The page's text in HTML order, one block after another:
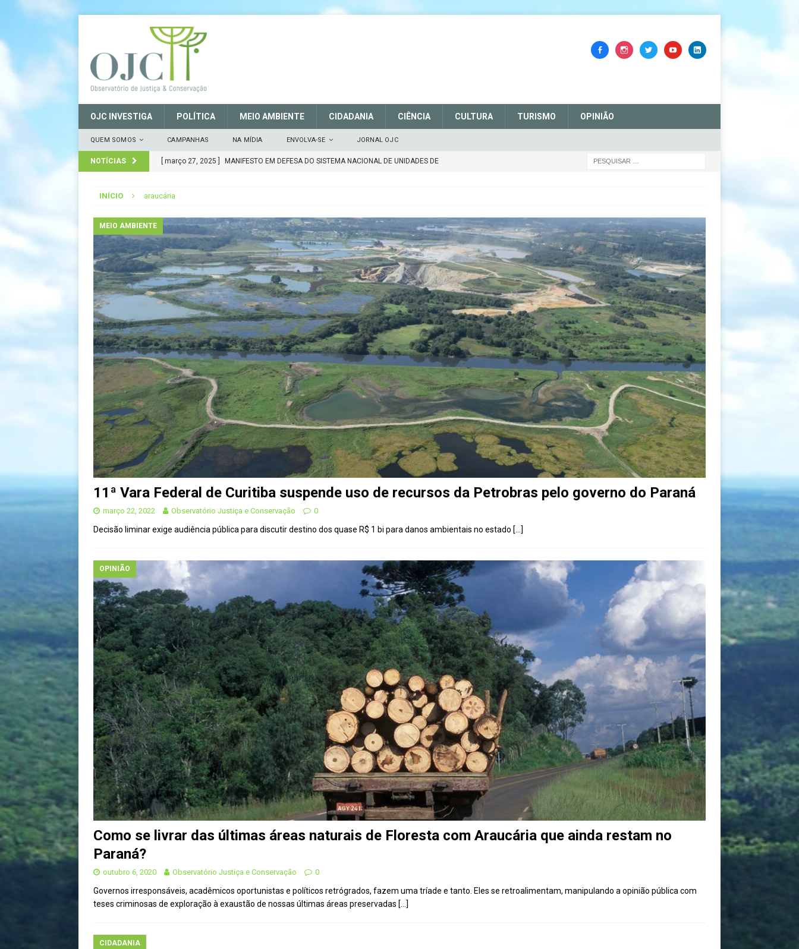
OJC INVESTIGA POLÍTICA MEIO AMBIENTE CIDADANIA CIÊNCIA CULTURA TURISMO OPINIÃO
QUEM SOMOS CAMPANHAS NA MÍDIA ENVOLVA-SE JORNAL OJC
NOTÍCIAS [ março 27, 2025 ] MANIFESTO EM DEFESA DO SISTEMA NACIONAL DE UNIDADES DE
CIDADANIA
[ novembro 29, 2024 ] Nota de Atenção CIDADANIA
[ novembro 11, 2024 ] Nota de Repúdio OPINIÃO
[ agosto 9, 2024 ] O assustador derretimento das geleiras dos Andes CIDADANIA
[ agosto 23, 2023 ] Governo do Paraná se nega a combater desmatamento ilegal na Mata
Atlântica OJC INVESTIGA
[ outubro 3, 2022 ] Yanomami – De volta ao século XVI CIDADANIA
[ maio 16, 2022 ] Ameaças do pinus e eucalipto às Florestas com Araucárias nos estados do
Paraná e Santa Catarina MEIO AMBIENTE
[ abril 11, 2022 ] Papagaio-verdadeiro: comércio ilegal faz com que aves percam o habitat natural
CIDADANIA
[ novembro 10, 2025 ] Plural tem dois correspondentes na COP, em parceria com o OJ
CIDADANIA
INÍCIO araucária
MEIO AMBIENTE
11ª Vara Federal de Curitiba suspende uso de recursos da Petrobras pelo governo do Paraná
março 22, 2022 Observatório Justiça e Conservação 0
Decisão liminar exige audiência pública para discutir destino dos quase R$ 1 bi para danos ambientais no estado […]
OPINIÃO
Como se livrar das últimas áreas naturais de Floresta com Araucária que ainda restam no
Paraná?
outubro 6, 2020 Observatório Justiça e Conservação 0
Governos irresponsáveis, acadêmicos oportunistas e políticos retrógrados, fazem uma tríade e tanto. Eles se retroalimentam, manipulando a opinião pública com
teses criminosas de exploração à exaustão de nossas últimas áreas preservadas […]
CIDADANIA